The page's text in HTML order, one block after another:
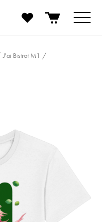
J'ai Bistrot M1